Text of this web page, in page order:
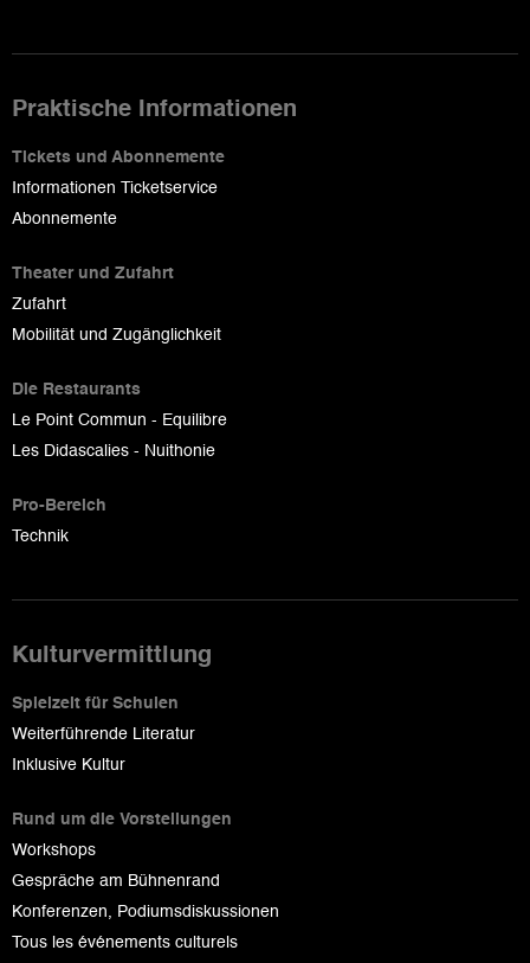
Praktische Informationen
Tickets und Abonnemente
Informationen Ticketservice
Abonnemente
Theater und Zufahrt
Zufahrt
Mobilität und Zugänglichkeit
Die Restaurants
Le Point Commun - Equilibre
Les Didascalies - Nuithonie
Pro-Bereich
Technik
Kulturvermittlung
Spielzeit für Schulen
Weiterführende Literatur
Inklusive Kultur
Rund um die Vorstellungen
Workshops
Gespräche am Bühnenrand
Konferenzen, Podiumsdiskussionen
Tous les événements culturels